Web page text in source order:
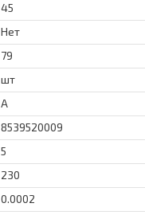
45
Нет
79
шт
A
8539520009
5
230
0.0002